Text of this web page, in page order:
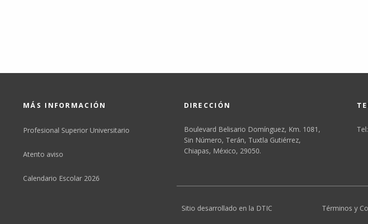
MÁS INFORMACIÓN
Profesional Superior Universitario
Atento aviso
Calendario Escolar 2026
DIRECCIÓN
Boulevard Belisario Domínguez, Km. 1081,
Sin Número, Terán, Tuxtla Gutiérrez,
Chiapas, México, 29050.
Sitio desarrollado en la DTIC Términos y